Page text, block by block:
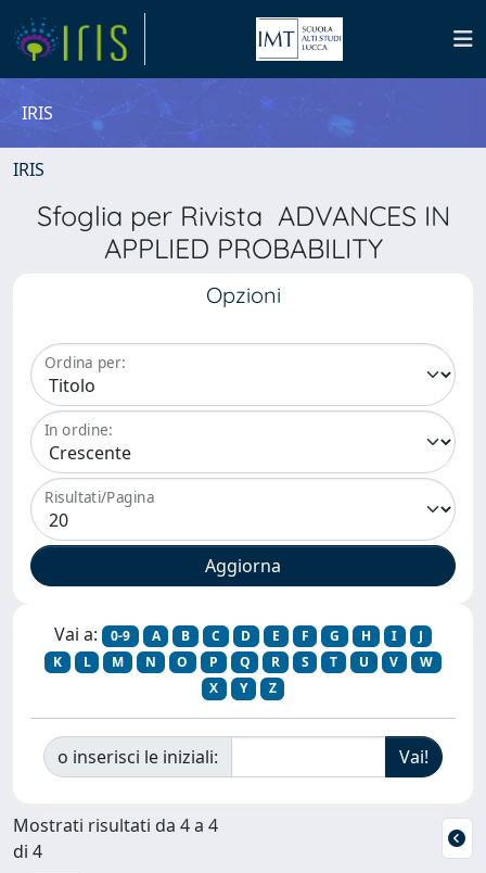
IRIS
IRIS
Sfoglia per Rivista ADVANCES IN
APPLIED PROBABILITY
Opzioni
Ordina per:
In ordine:
Risultati/Pagina
Vai a: 0-9 A B C D E F G H I
J
K
L M N O P Q R S T U V
W
X
Y Z
o inserisci le iniziali:
Mostrati risultati da 4 a 4
di 4